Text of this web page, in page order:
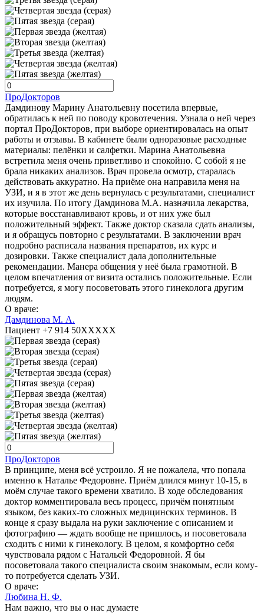
ПроДокторов
Дамдинову Марину Анатольевну посетила впервые,
обратилась к ней по поводу кровотечения. Узнала о ней через
портал ПроДокторов, при выборе ориентировалась на опыт
работы и отзывы. В кабинете были одноразовые расходные
материалы: пелёнки и салфетки. Марина Анатольевна
встретила меня очень приветливо и спокойно. С собой я не
брала никаких анализов. Врач провела осмотр, старалась
действовать аккуратно. На приёме она направила меня на
УЗИ, и я в этот же день вернулась с результатами, специалист
их изучила. По итогу Дамдинова М.А. назначила лекарства,
которые восстанавливают кровь, и от них уже был
положительный эффект. Также доктор сказала сдать анализы,
и я обращусь повторно с результатами. В заключении врач
подробно расписала названия препаратов, их курс и
дозировки. Также специалист дала дополнительные
рекомендации. Манера общения у неё была грамотной. В
целом впечатления от визита остались положительные. Если
потребуется, я могу посоветовать этого гинеколога другим
людям.
О враче:
Дамдинова М. А.
Пациент +7 914 50XXXXX
ПроДокторов
В принципе, меня всё устроило. Я не пожалела, что попала
именно к Наталье Федоровне. Приём длился минут 10-15, в
моём случае такого времени хватило. В ходе обследования
доктор комментировала весь процесс, причём понятным
языком, без каких-то сложных медицинских терминов. В
конце я сразу выдала на руки заключение с описанием и
фотографию — ждать вообще не пришлось, и посоветовала
сходить с ними к гинекологу. В целом, я комфортно себя
чувствовала рядом с Натальей Федоровной. Я бы
посоветовала такого специалиста своим знакомым, если кому-
то потребуется сделать УЗИ.
О враче:
Любина Н. Ф.
Нам важно, что вы о нас думаете